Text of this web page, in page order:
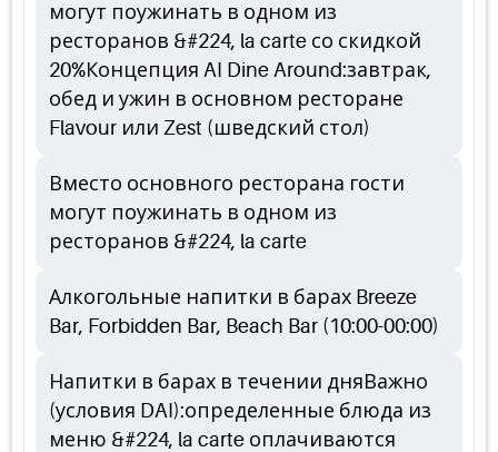
могут поужинать в одном из
ресторанов &#224, la carte со скидкой
20%Концепция AI Dine Around:завтрак,
обед и ужин в основном ресторане
Flavour или Zest (шведский стол)
Вместо основного ресторана гости
могут поужинать в одном из
ресторанов &#224, la carte
Алкогольные напитки в барах Breeze
Bar, Forbidden Bar, Beach Bar (10:00-00:00)
Напитки в барах в течении дняВажно
(условия DAI):определенные блюда из
меню &#224, la carte оплачиваются